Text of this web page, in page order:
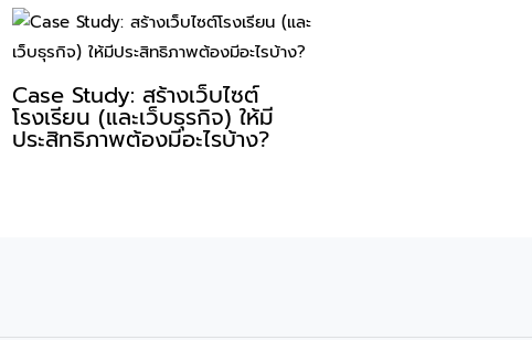
Case Study: สร้างเว็บไซต์
โรงเรียน (และเว็บธุรกิจ) ให้มี
ประสิทธิภาพต้องมีอะไรบ้าง?